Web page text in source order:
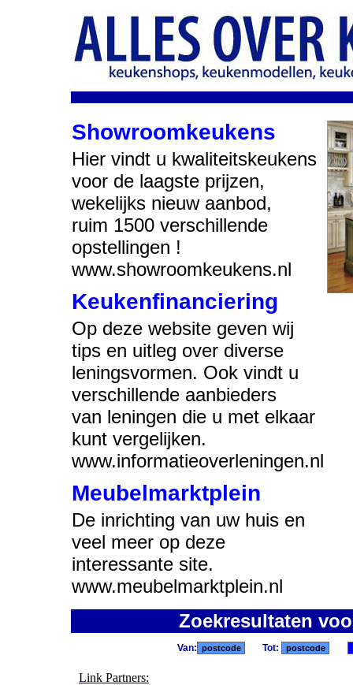
Showroomkeukens
Hier vindt u kwaliteitskeukens
voor de laagste prijzen,
wekelijks nieuw aanbod,
ruim 1500 verschillende
opstellingen !
www.showroomkeukens.nl
Keukenfinanciering
Op deze website geven wij
tips en uitleg over diverse
leningsvormen. Ook vindt u
verschillende aanbieders
van leningen die u met elkaar
kunt vergelijken.
www.informatieoverleningen.nl
Meubelmarktplein
De inrichting van uw huis en
veel meer op deze
interessante site.
www.meubelmarktplein.nl
Zoekresultaten
Link Partners:
Van: Tot: